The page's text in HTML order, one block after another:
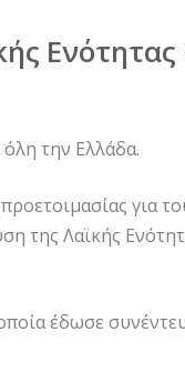
Ενότητας
την Ελλάδα.
για
της Λαϊκής
έδωσε